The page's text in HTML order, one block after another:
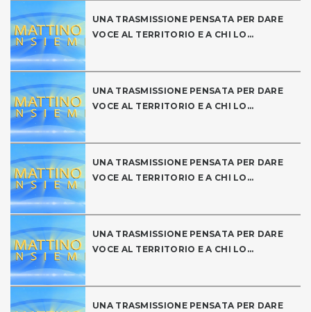
UNA TRASMISSIONE PENSATA PER DARE
VOCE AL TERRITORIO E A CHI LO...
UNA TRASMISSIONE PENSATA PER DARE
VOCE AL TERRITORIO E A CHI LO...
UNA TRASMISSIONE PENSATA PER DARE
VOCE AL TERRITORIO E A CHI LO...
UNA TRASMISSIONE PENSATA PER DARE
VOCE AL TERRITORIO E A CHI LO...
UNA TRASMISSIONE PENSATA PER DARE